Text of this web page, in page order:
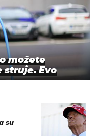
možete
Evo
su